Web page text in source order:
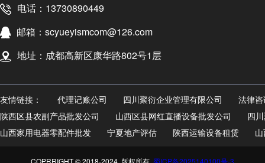
电话：13730890449
邮箱：scyueyismcom@126.com
地址：成都高新区康华路802号1层
友情链接： 代理记账公司 四川聚衍企业管理有限公司
法律
陕西区县农副产品批发公司
山西区县网红直播设备批发公司
四
山西家用电器零配件批发
宁夏地产评估 陕西运输设备租赁
COPRRIGHT © 2018-2024 版权所有 蜀ICP备2025140100号-3